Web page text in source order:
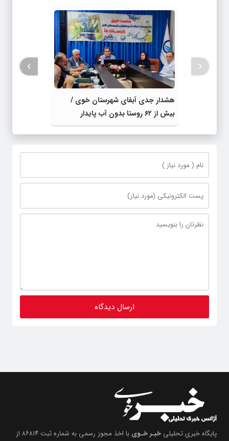
هشدار جدی آبفای شهرستان خوی /
بیش از ۶۲ روستا بدون آب پایدار
‹
›
پایگاه خبری تحلیلی خبـر خـوی
با اخذ مجوز رسمی به شماره ثبت ۸۶۸۱۴ از